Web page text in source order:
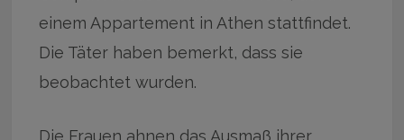
einem Appartement in Athen stattfindet.
Die Täter haben bemerkt, dass sie
beobachtet wurden.